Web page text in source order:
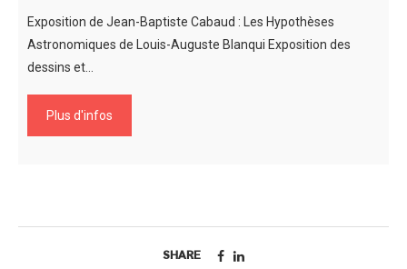
Exposition de Jean-Baptiste Cabaud : Les Hypothèses
Astronomiques de Louis-Auguste Blanqui Exposition des
dessins et…
Plus d'infos
SHARE